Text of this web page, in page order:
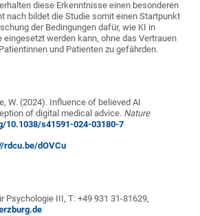
diese Erkenntnisse einen besonderen
nach bildet die Studie somit einen Startpunkt
der Bedingungen dafür, wie KI in
eingesetzt werden kann, ohne das Vertrauen
und Patienten zu gefährden.
W. (2024). Influence of believed AI
of digital medical advice. Nature
10.1038/s41591-024-03180-7
rdcu.be/dOVCu
Psychologie III, T: +49 931 31-81629,